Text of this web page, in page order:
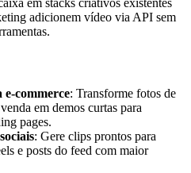
em stacks criativos existentes
adicionem vídeo via API sem
e-commerce: Transforme fotos de
em demos curtas para
pages.
: Gere clips prontos para
e posts do feed com maior